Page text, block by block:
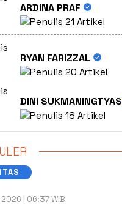
ARDINA PRAF
21 Artikel
RYAN FARIZZAL
20 Artikel
DINI SUKMANINGTYAS
18 Artikel
| 06:37 WIB